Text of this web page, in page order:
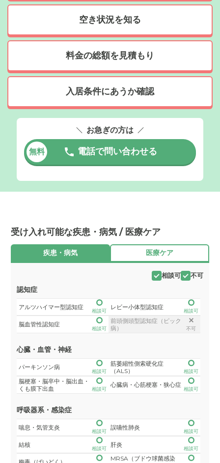
空き状況を知る
料金の総額を見積もり
入居条件にあうか確認
お急ぎの方は
無料 電話で問い合わせる
受け入れ可能な疾患・病気 / 医療ケア
疾患・病気 医療ケア
相談可 不可
認知症
アルツハイマー型認知症
相談可
レビー小体型認知症
相談可
脳血管性認知症
相談可
前頭側頭型認知症（ピック
病）
不可
心臓・血管・神経
パーキンソン病
相談可
筋萎縮性側索硬化症
（ALS）
相談可
脳梗塞・脳卒中・脳出血・
くも膜下出血
相談可
心臓病・心筋梗塞・狭心症
相談可
呼吸器系・感染症
喘息・気管支炎
相談可
誤嚥性肺炎
相談可
結核
相談可
肝炎
相談可
MRSA（ブドウ球菌感染